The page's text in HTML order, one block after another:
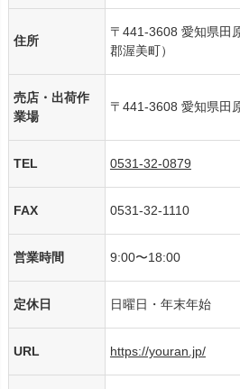
住所
〒441-3608 愛知県田
郡渥美町）
売店・出荷作
業場
〒441-3608 愛知県田
TEL 0531-32-0879
FAX 0531-32-1110
営業時間 9:00〜18:00
定休日 日曜日・年末年始
URL https://youran.jp/